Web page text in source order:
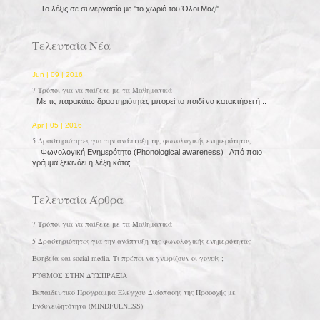
Το λέξις σε συνεργασία με ''το χωριό του Όλοι Μαζί''...
Τελευταία Νέα
Jun | 09 | 2016
7 Τρόποι για να παίξετε με τα Μαθηματικά
Με τις παρακάτω δραστηριότητες μπορεί το παιδί να κατακτήσει ή...
Apr | 05 | 2016
5 Δραστηριότητες για την ανάπτυξη της φωνολογικής ενημερότητας
Φωνολογική Ενημερότητα (Phonological awareness) Από ποιο
γράμμα ξεκινάει η λέξη κότα;...
Τελευταία Άρθρα
7 Τρόποι για να παίξετε με τα Μαθηματικά
5 Δραστηριότητες για την ανάπτυξη της φωνολογικής ενημερότητας
Εφηβεία και social media. Τι πρέπει να γνωρίζουν οι γονείς ;
ΡΥΘΜΟΣ ΣΤΗΝ ΔΥΣΠΡΑΞΙΑ
Εκπαιδευτικό Πρόγραμμα Ελέγχου Διάσπασης της Προσοχής με
Ενσυνειδητότητα (MINDFULNESS)